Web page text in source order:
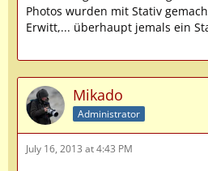
Photos wurden mit Stativ
Erwitt,... überhaupt jemals ein
Mikado
Administrator
July 16, 2013 at 4:43 PM